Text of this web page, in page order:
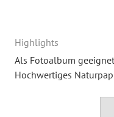
Highlights
Als Fotoalbum geeignet
Hochwertiges